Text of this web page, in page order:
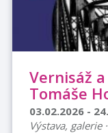
Vernisáž
Tomáše
03.02.2026 -
Výstava, galerie